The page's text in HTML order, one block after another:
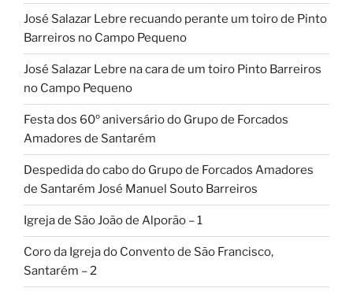
José Salazar Lebre recuando perante um toiro de Pinto
Barreiros no Campo Pequeno
José Salazar Lebre na cara de um toiro Pinto Barreiros
no Campo Pequeno
Festa dos 60º aniversário do Grupo de Forcados
Amadores de Santarém
Despedida do cabo do Grupo de Forcados Amadores
de Santarém José Manuel Souto Barreiros
Igreja de São João de Alporão – 1
Coro da Igreja do Convento de São Francisco,
Santarém – 2